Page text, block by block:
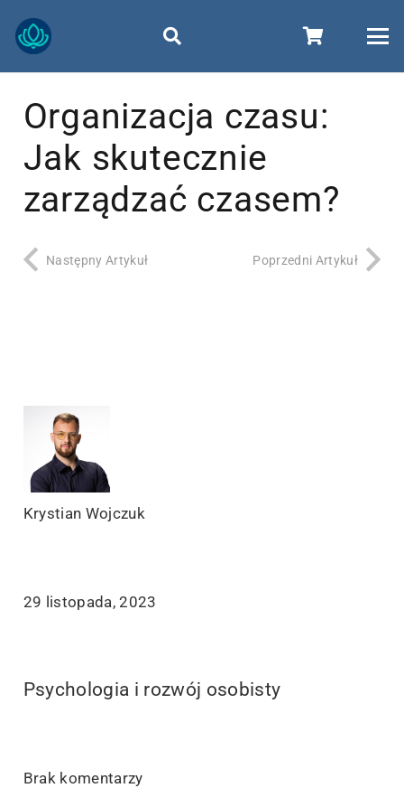
Organizacja czasu:
Jak skutecznie
zarządzać czasem?
Następny Artykuł Poprzedni Artykuł
Krystian Wojczuk
29 listopada, 2023
Psychologia i rozwój osobisty
Brak komentarzy